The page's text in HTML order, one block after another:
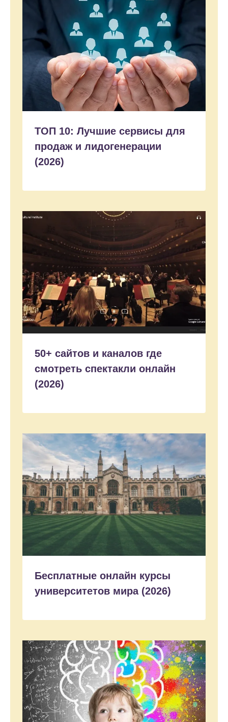
ТОП 10: Лучшие сервисы для
продаж и лидогенерации
(2026)
50+ сайтов и каналов где
смотреть спектакли онлайн
(2026)
Бесплатные онлайн курсы
университетов мира (2026)